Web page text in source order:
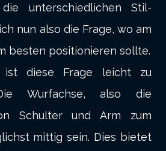
unterschiedlichen Stil-
nun also die Frage, wo am
besten positionieren sollte.
diese Frage leicht zu
Wurfachse, also die
Schulter und Arm zum
mittig sein. Dies bietet